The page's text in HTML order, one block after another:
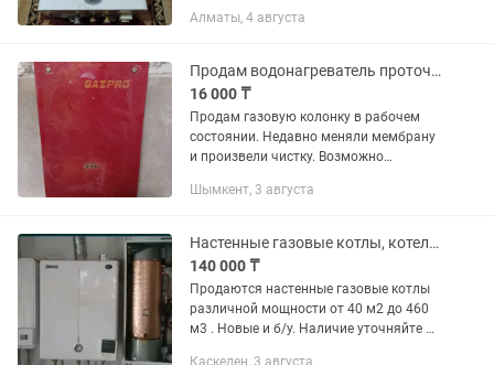
Алматы, 4 августа
Продам водонагреватель проточный (газовая колонка)
16 000 ₸
Продам газовую колонку в рабочем
состоянии. Недавно меняли мембрану
и произвели чистку. Возможно
Шымкент, 3 августа
Настенные газовые котлы, котел, ремонт, профилактика
140 000 ₸
Продаются настенные газовые котлы
различной мощности от 40 м2 до 460
м3 . Новые и б/у. Наличие уточняйте по
Каскелен, 3 августа